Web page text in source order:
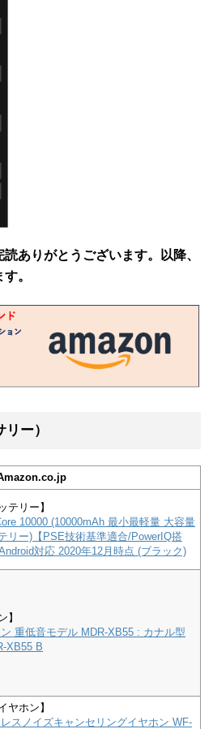
ありがとうございます。以降、
。
ー）
テリー】
10000 (10000mAh 最小最軽量 大容量
リー)【PSE技術基準適合/PowerIQ搭
対応 2020年12月時点 (ブラック)
】
重低音モデル MDR-XB55 : カナル型
XB55 B
ヤホン】
スノイズキャンセリングイヤホン WF-